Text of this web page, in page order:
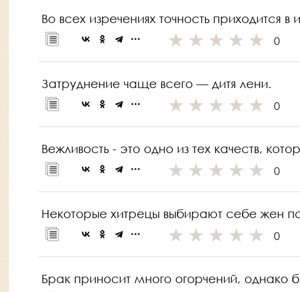
Во всех изречениях точность приходится
0
Затруднение чаще всего — дитя лени.
0
Вежливость - это одно из тех качеств,
0
Некоторые хитрецы выбирают себе жен
0
Брак приносит много огорчений, однако